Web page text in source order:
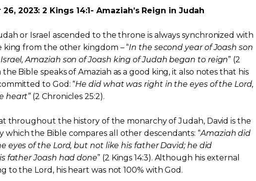
2023: 2 Kings 14:1- Amaziah’s Reign in Judah
or Israel ascended to the throne is always synchronized with
king from the other kingdom – “In the second year of Joash son
Amaziah son of Joash king of Judah began to reign” (2
the Bible speaks of Amaziah as a good king, it also notes that his
to God: “He did what was right in the eyes of the Lord,
heart”(2 Chronicles 25:2).
throughout the history of the monarchy of Judah, David is the
which the Bible compares all other descendants: “Amaziah did
eyes of the Lord, but not like his father David; he did
father Joash had done” (2 Kings 14:3). Although his external
to the Lord, his heart was not 100% with God.